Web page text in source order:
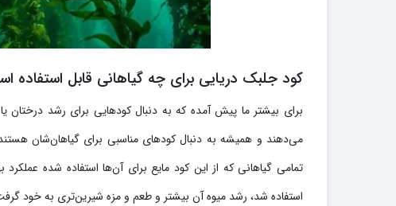
کود جلبک دریایی برای چه گیاهانی قابل استفاده
برای بیشتر ما پیش آمده که به دنبال کودهایی برای رشد درختان
می‌دهند و همیشه به دنبال کودهای مناسبی برای گیاهان‌شان
تمامی گیاهانی که از این کود مایع برای آن‌ها استفاده شده
استفاده شد، رشد میوه آن بیشتر و طعم و مزه شیرین‌تری به خود